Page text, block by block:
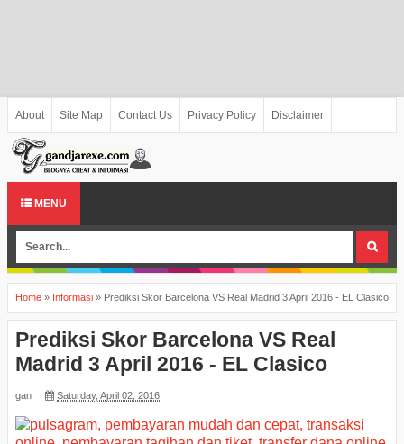
About Site Map Contact Us Privacy Policy Disclaimer
MENU
Home » Informasi » Prediksi Skor Barcelona VS Real Madrid 3 April 2016 - EL Clasico
Prediksi Skor Barcelona VS Real
Madrid 3 April 2016 - EL Clasico
gan Saturday, April 02, 2016